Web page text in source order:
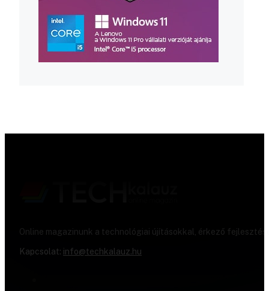
Online magazinunk a technológiai újításokkal, érkező
Kapcsolat: info@techkalauz.hu